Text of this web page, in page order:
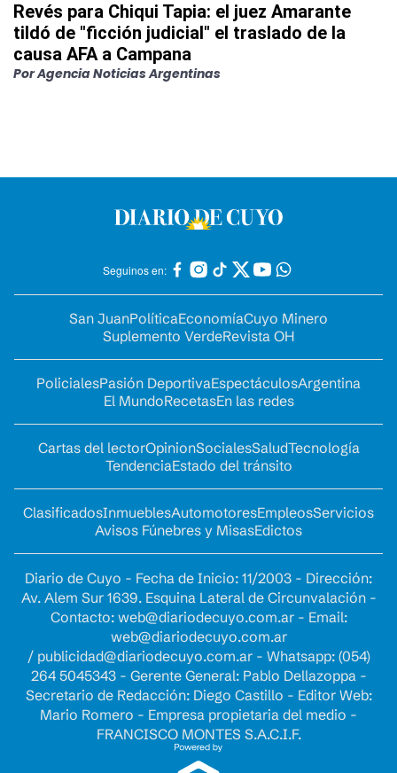
Revés para Chiqui Tapia: el juez Amarante
tildó de "ficción judicial" el traslado de la
causa AFA a Campana
PorAgencia Noticias Argentinas
Seguinos en:
San JuanPolíticaEconomíaCuyo Minero
Suplemento VerdeRevista OH
PolicialesPasión DeportivaEspectáculosArgentina
El MundoRecetasEn las redes
Cartas del lectorOpinionSocialesSaludTecnología
TendenciaEstado del tránsito
ClasificadosInmueblesAutomotoresEmpleosServicios
Avisos Fúnebres y MisasEdictos
Diario de Cuyo - Fecha de Inicio: 11/2003 - Dirección:
Av. Alem Sur 1639. Esquina Lateral de Circunvalación -
Contacto: web@diariodecuyo.com.ar- Email:
web@diariodecuyo.com.ar
/ publicidad@diariodecuyo.com.ar- Whatsapp: (054)
264 5045343 - Gerente General: Pablo Dellazoppa -
Secretario de Redacción: Diego Castillo - Editor Web:
Mario Romero - Empresa propietaria del medio -
FRANCISCO MONTES S.A.C.I.F.